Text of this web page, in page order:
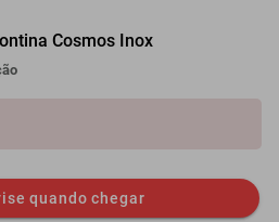
Cosmos Inox
quando chegar